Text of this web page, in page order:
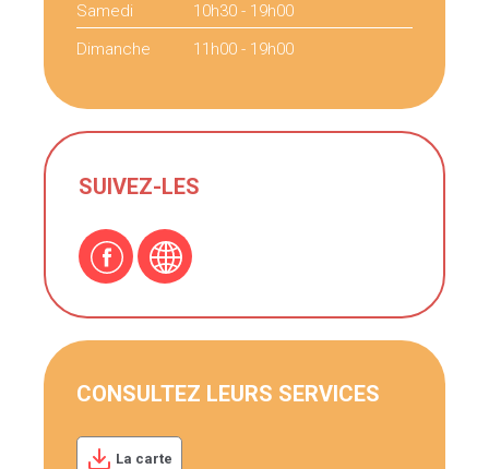
Samedi
10h30 - 19h00
Dimanche
11h00 - 19h00
SUIVEZ-LES
CONSULTEZ LEURS SERVICES
La carte